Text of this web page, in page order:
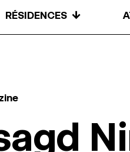
RÉSIDENCES ↓